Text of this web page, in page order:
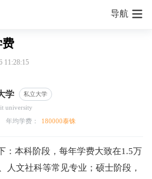
导航
费
11:28:15
学 私立大学
university
年均学费： 180000泰铢
：本科阶段，每年学费大致在1.5万
人文社科等常见专业；硕士阶段，